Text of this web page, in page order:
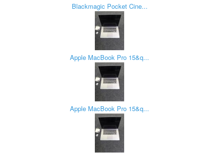
Blackmagic Pocket Cine...
Apple MacBook Pro 15&q...
Apple MacBook Pro 15&q...